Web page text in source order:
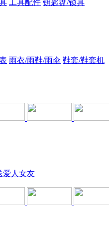
工具配件 钥匙盘/锁具
雨衣/雨鞋/雨伞 鞋套/鞋套机
爱人女友